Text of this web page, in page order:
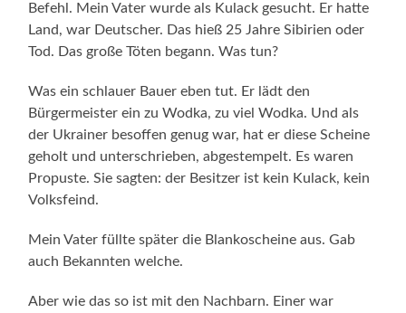
Befehl. Mein Vater wurde als Kulack gesucht. Er hatte
Land, war Deutscher. Das hieß 25 Jahre Sibirien oder
Tod. Das große Töten begann. Was tun?
Was ein schlauer Bauer eben tut. Er lädt den
Bürgermeister ein zu Wodka, zu viel Wodka. Und als
der Ukrainer besoffen genug war, hat er diese Scheine
geholt und unterschrieben, abgestempelt. Es waren
Propuste. Sie sagten: der Besitzer ist kein Kulack, kein
Volksfeind.
Mein Vater füllte später die Blankoscheine aus. Gab
auch Bekannten welche.
Aber wie das so ist mit den Nachbarn. Einer war